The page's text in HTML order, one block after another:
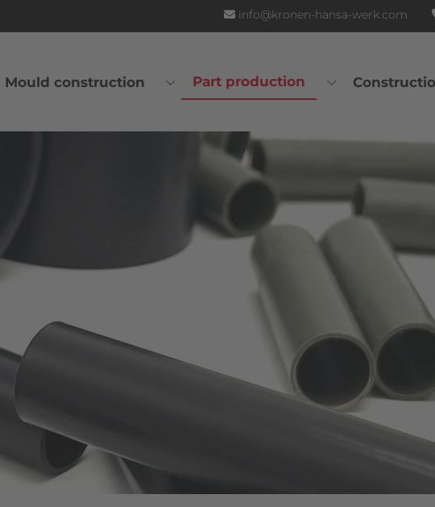
info@kronen-hansa-werk.com
Mould construction Part production